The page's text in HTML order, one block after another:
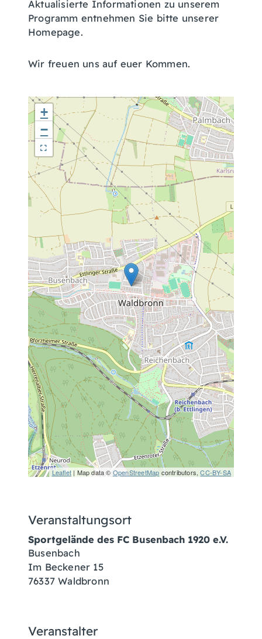
Aktualisierte Informationen zu unserem
Programm entnehmen Sie bitte unserer
Homepage.
Wir freuen uns auf euer Kommen.
+
−
Leaflet| Map data ©OpenStreetMap contributors,CC-BY-SA
Veranstaltungsort
Sportgelände des FC Busenbach 1920 e.V.
Busenbach
Im Beckener 15
76337 Waldbronn
Veranstalter